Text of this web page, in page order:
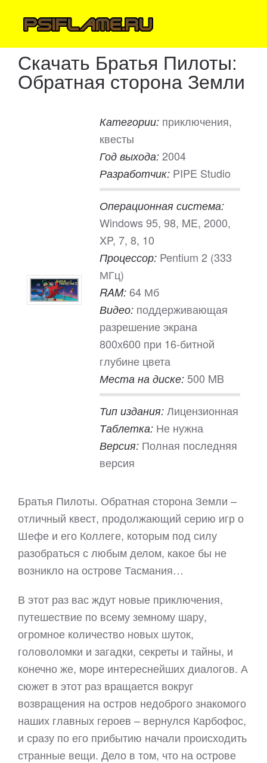
Скачать Братья Пилоты:
Обратная сторона Земли
Категории: приключения,
квесты
Год выхода: 2004
Разработчик: PIPE Studio
Операционная система:
Windows 95, 98, ME, 2000,
XP, 7, 8, 10
Процессор: Pentium 2 (333
МГц)
RAM: 64 Мб
Видео: поддерживающая
разрешение экрана
800х600 при 16-битной
глубине цвета
Места на диске: 500 MB
Тип издания: Лицензионная
Таблетка: Не нужна
Версия: Полная последняя
версия
Братья Пилоты. Обратная сторона Земли –
отличный квест, продолжающий серию игр о
Шефе и его Коллеге, которым под силу
разобраться с любым делом, какое бы не
возникло на острове Тасмания…
В этот раз вас ждут новые приключения,
путешествие по всему земному шару,
огромное количество новых шуток,
головоломки и загадки, секреты и тайны, и
конечно же, море интереснейших диалогов. А
сюжет в этот раз вращается вокруг
возвращения на остров недоброго знакомого
наших главных героев – вернулся Карбофос,
и сразу по его прибытию начали происходить
странные вещи. Дело в том, что на острове